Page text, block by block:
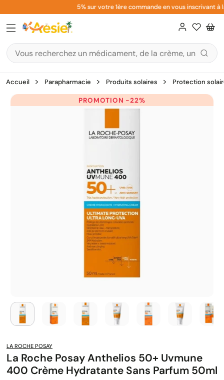
au
contenu
5% sur votre 1ère commande en vous inscrivant à
Accueil Parapharmacie Produits solaires Protection
PROMOTION -22%
LA ROCHE POSAY
La Roche Posay Anthelios 50+ Uvmune
400 Crème Hydratante Sans Parfum 50ml